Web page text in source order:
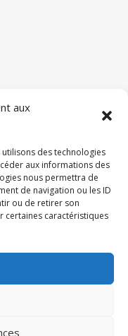
aux
des technologies
aux informations des
nous permettra de
de navigation ou les ID
ou de retirer son
certaines caractéristiques